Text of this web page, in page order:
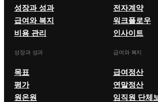
성장과 성과
급여와 복지
비용 관리
전자계약
워크플로우
인사이트
성장과 성과
목표
평가
원온원
급여와 복지
급여정산
연말정산
임직원 단체